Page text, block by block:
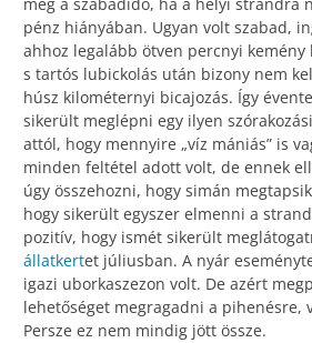
meg a szabadidő, ha a helyi strandra
pénz hiányában. Ugyan volt szabad,
ahhoz legalább ötven percnyi kemény
s tartós lubickolás után bizony nem
húsz kilométernyi bicajozás. Így
sikerült meglépni egy ilyen
attól, hogy mennyire „víz mániás” is
minden feltétel adott volt, de ennek
úgy összehozni, hogy simán
hogy sikerült egyszer elmenni a
pozitív, hogy ismét sikerült
állatkertet júliusban. A nyár
igazi uborkaszezon volt. De azért
lehetőséget megragadni a pihenésre,
Persze ez nem mindig jött össze.